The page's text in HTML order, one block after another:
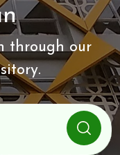
through our